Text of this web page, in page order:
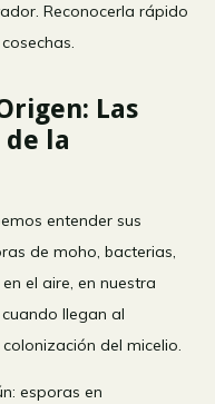
Reconocerla rápido
Las
la
entender sus
de moho, bacterias,
el aire, en nuestra
llegan al
del micelio.
esporas en